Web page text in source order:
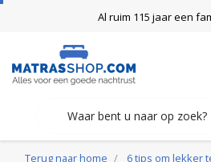
Al ruim 115 jaar een
Terug naar home
6 tips om lekker